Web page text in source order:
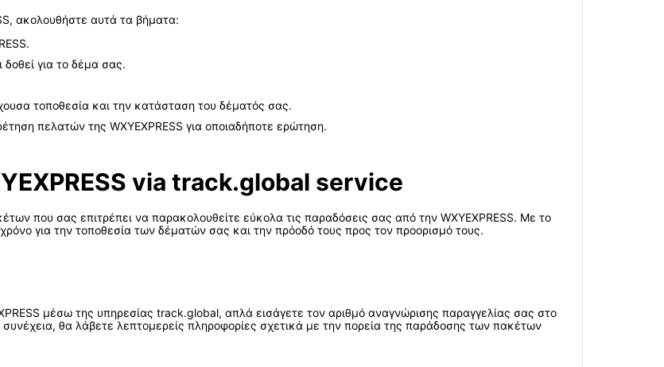
ακολουθήστε αυτά τα βήματα:
για το δέμα σας.
τοποθεσία και την κατάσταση του δέματός σας.
πελατών της WXYEXPRESS για οποιαδήποτε ερώτηση.
via track.global service
που σας επιτρέπει να παρακολουθείτε εύκολα τις παραδόσεις σας από την WXYEXPRESS. Με το
για την τοποθεσία των δέματών σας και την πρόοδό τους προς τον προορισμό τους.
μέσω της υπηρεσίας track.global, απλά εισάγετε τον αριθμό αναγνώρισης παραγγελίας σας στο
θα λάβετε λεπτομερείς πληροφορίες σχετικά με την πορεία της παράδοσης των πακέτων